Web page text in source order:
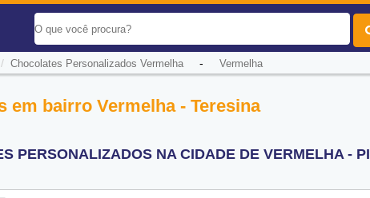
Chocolates Personalizados Vermelha- Vermelha
em bairro Vermelha - Teresina
PERSONALIZADOS NA CIDADE DE VERMELHA - PI